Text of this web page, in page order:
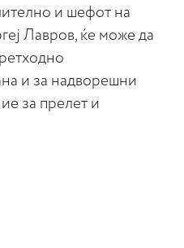
и шефот на
Лавров, ќе може да
и за надворешни
за прелет и